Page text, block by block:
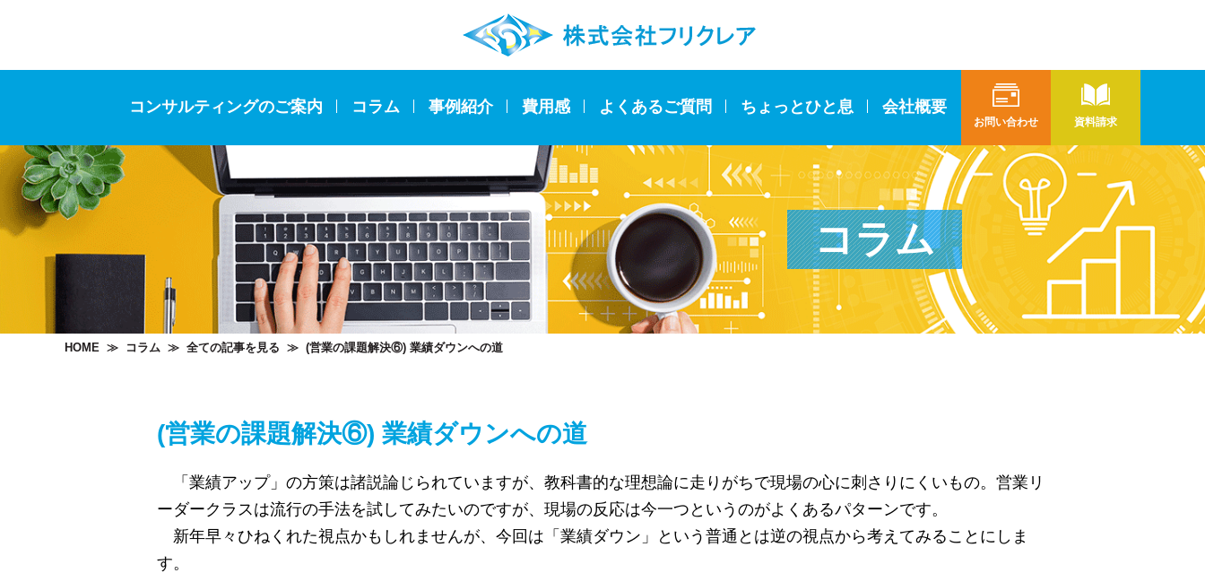
お問い合わせ 資料請求
コンサルティングのご案内 コラム 事例紹介 費用感 よくあるご質問 ちょっとひと息 会社概要
コラム
HOME ≫ コラム ≫ 全ての記事を見る ≫ (営業の課題解決⑥) 業績ダウンへの道
(営業の課題解決⑥) 業績ダウンへの道
「業績アップ」の方策は諸説論じられていますが、教科書的な理想論に走りがちで現場の心に刺さりにくいもの。営業リ
ーダークラスは流行の手法を試してみたいのですが、現場の反応は今一つというのがよくあるパターンです。
新年早々ひねくれた視点かもしれませんが、今回は「業績ダウン」という普通とは逆の視点から考えてみることにしま
す。